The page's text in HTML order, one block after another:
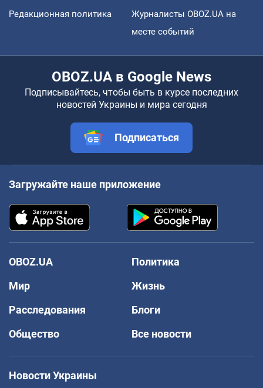
Редакционная политика
Журналисты OBOZ.UA на
месте событий
OBOZ.UA в Google News
Подписывайтесь, чтобы быть в курсе последних
новостей Украины и мира сегодня
Подписаться
Загружайте наше приложение
OBOZ.UA
Политика
Мир
Жизнь
Расследования
Блоги
Общество
Все новости
Новости Украины